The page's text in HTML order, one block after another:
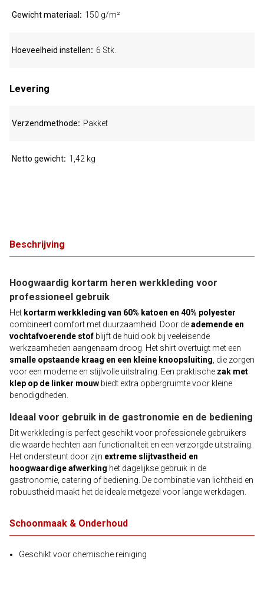
Beschrijving
Hoogwaardig kortarm heren werkkleding voor
professioneel gebruik
Het kortarm werkkleding van 60% katoen en 40% polyester
combineert comfort met duurzaamheid. Door deademende en
vochtafvoerende stof blijft de huid ook bij veeleisende
werkzaamheden aangenaam droog. Het shirt overtuigt met een
smalle opstaande kraag en een kleine knoopsluiting , die zorgen
voor een moderne en stijlvolle uitstraling. Een praktische zak met
klep op de linker mouw biedt extra opbergruimte voor kleine
benodigdheden.
Ideaal voor gebruik in de gastronomie en de bediening
Dit werkkleding is perfect geschikt voor professionele gebruikers
die waarde hechten aan functionaliteit en een verzorgde uitstraling.
Het ondersteunt door zijn extreme slijtvastheid en
hoogwaardige afwerking het dagelijkse gebruik in de
gastronomie, catering of bediening. De combinatie van lichtheid en
robuustheid maakt het de ideale metgezel voor lange werkdagen.
Schoonmaak & Onderhoud
Geschikt voor chemische reiniging
Gewicht materiaal 150 g/m²
Hoeveelheid instellen 6 Stk.
Levering
Verzendmethode Pakket
Netto gewicht 1,42 kg